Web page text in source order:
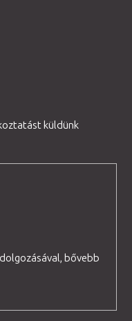
küldünk
bővebb